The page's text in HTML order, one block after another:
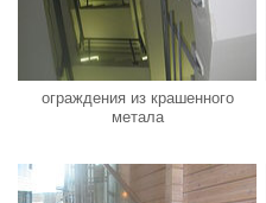
ограждения из крашенного
метала